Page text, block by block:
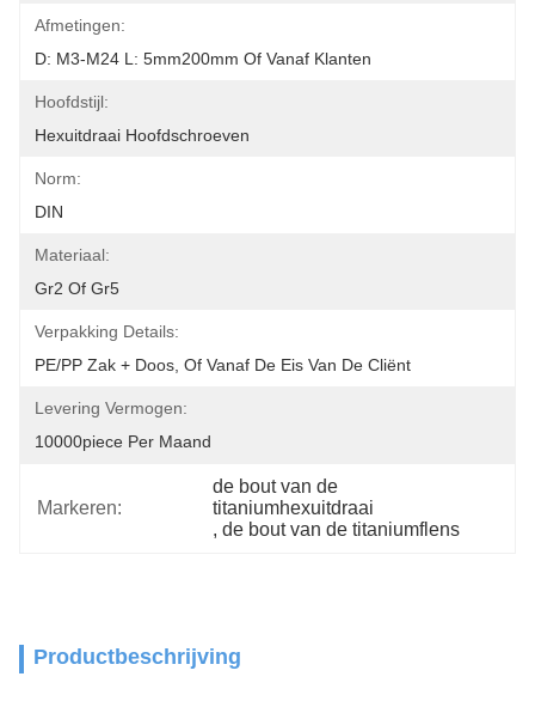
Afmetingen:
D: M3-M24 L: 5mm200mm Of Vanaf Klanten
Hoofdstijl:
Hexuitdraai Hoofdschroeven
Norm:
DIN
Materiaal:
Gr2 Of Gr5
Verpakking Details:
PE/PP Zak + Doos, Of Vanaf De Eis Van De Cliënt
Levering Vermogen:
10000piece Per Maand
Markeren:
de bout van de
titaniumhexuitdraai
, de bout van de titaniumflens
Productbeschrijving